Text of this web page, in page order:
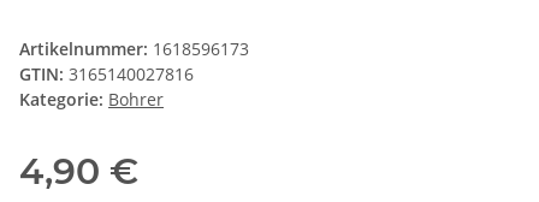
Artikelnummer: 1618596173
GTIN: 3165140027816
Kategorie: Bohrer
4,90 €